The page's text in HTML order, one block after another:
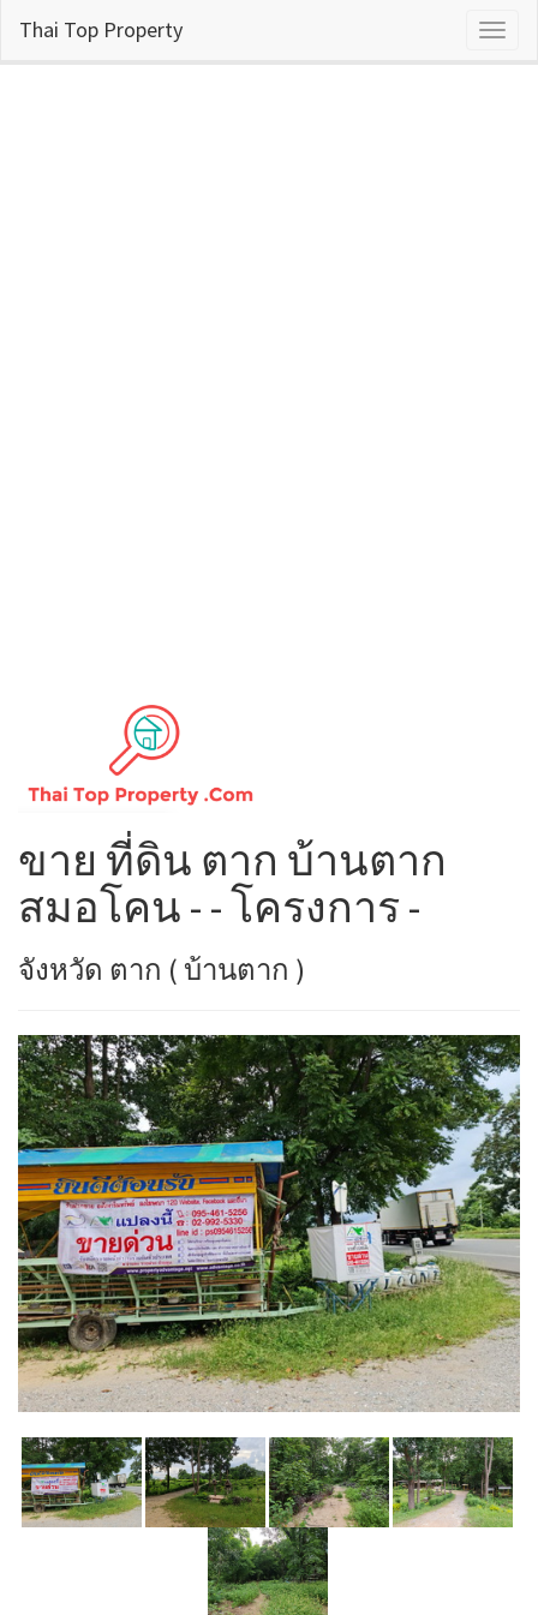
Thai Top Property
ขาย ที่ดิน ตาก บ้านตาก
สมอโคน - - โครงการ -
จังหวัด ตาก ( บ้านตาก )